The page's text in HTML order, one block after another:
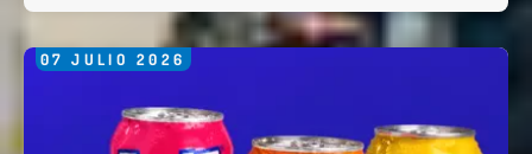
07 JULIO 2026